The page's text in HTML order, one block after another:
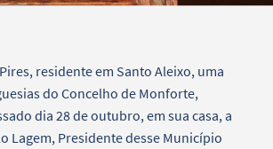
residente em Santo Aleixo, uma
do Concelho de Monforte,
dia 28 de outubro, em sua casa, a
Lagem, Presidente desse Município